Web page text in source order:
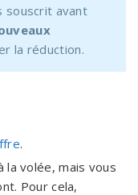
souscrit avant
la réduction.
.
volée, mais vous
Pour cela,